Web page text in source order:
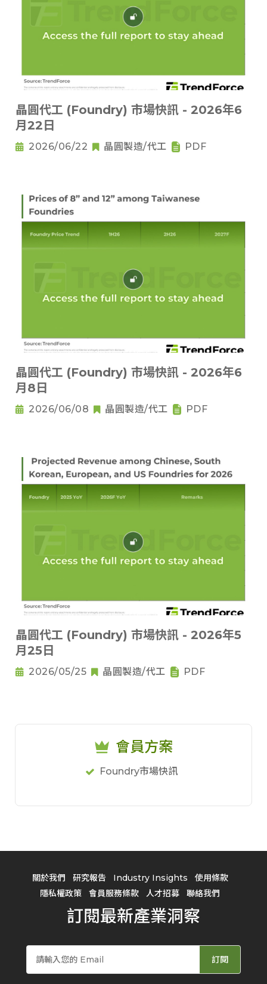
晶圓代工 (Foundry) 市場快訊 - 2026年6
月22日
2026/06/22 晶圓製造/代工 PDF
晶圓代工 (Foundry) 市場快訊 - 2026年6
月8日
2026/06/08 晶圓製造/代工 PDF
晶圓代工 (Foundry) 市場快訊 - 2026年5
月25日
2026/05/25 晶圓製造/代工 PDF
會員方案
Foundry市場快訊
關於我們 研究報告 Industry Insights
使用條款
隱私權政策
會員服務條款 人才招募 聯絡我們
訂閱最新產業洞察
訂閱